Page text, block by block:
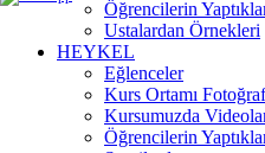
Öğrencilerin
Ustalardan Örnekleri
HEYKEL
Eğlenceler
Kurs Ortamı
Kursumuzda
Öğrencilerin